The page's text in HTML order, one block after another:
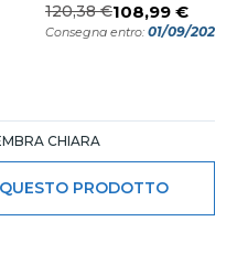
120,38 €108,99 €
Consegna entro: 01/09/2026
CHIARA
PRODOTTO